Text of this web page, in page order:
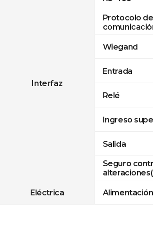
Interfaz
Protocolo de
Wiegand
Entrada
Relé
Ingreso
Salida
Seguro
Eléctrica Alimentación